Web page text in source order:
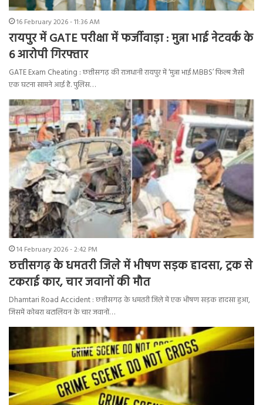
16 February 2026 - 11:36 AM
रायपुर में GATE परीक्षा में फर्जीवाड़ा : मुन्ना भाई नेटवर्क के
6 आरोपी गिरफ्तार
GATE Exam Cheating : छत्तीसगढ़ की राजधानी रायपुर में ‘मुन्ना भाई MBBS’ फिल्म जैसी
एक घटना सामने आई है. पुलिस…
14 February 2026 - 2:42 PM
छत्तीसगढ़ के धमतरी जिले में भीषण सड़क हादसा, ट्रक से
टकराई कार, चार जवानों की मौत
Dhamtari Road Accident : छत्तीसगढ़ के धमतरी जिले में एक भीषण सड़क हादसा हुआ,
जिसमें कोबरा बटालियन के चार जवानों…